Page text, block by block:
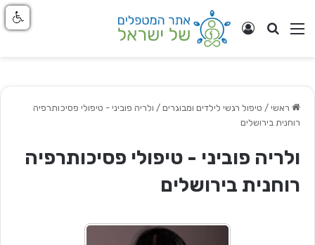
ניווט באתר
חפש התחבר
ראשי / טיפול רגשי לילדים ומבוגרים / ולריה פוביני - טיפולי פסיכותרפיה
רוחנית בירושלים
ולריה פוביני - טיפולי פסיכותרפיה
רוחנית בירושלים